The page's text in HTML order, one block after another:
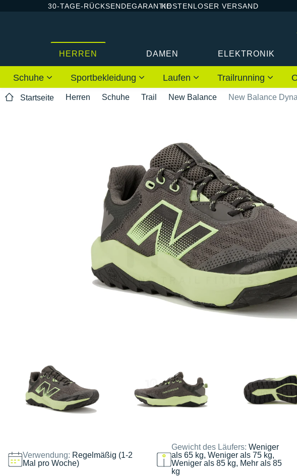
30-TAGE-RÜCKSENDEGARANTIEKOSTENLOSER VERSAND
HERREN DAMEN ELEKTRONIK
Schuhe Sportbekleidung Laufen Trailrunning
Startseite Herren Schuhe Trail New Balance New Balance
Verwendung: Regelmäßig (1-2
Mal pro Woche)
Gewicht des Läufers:Weniger
als 65 kg, Weniger als 75 kg,
Weniger als 85 kg, Mehr als 85
kg